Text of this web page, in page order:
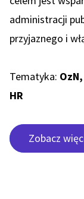
administracji
przyjaznego i
Tematyka:
HR
Zobacz